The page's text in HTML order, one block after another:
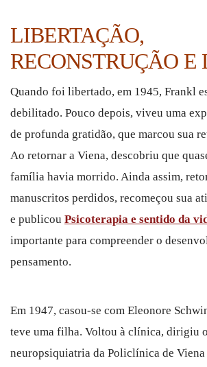
LIBERTAÇÃO,
RECONSTRUÇÃO E
Quando foi libertado, em 1945, Frankl
debilitado. Pouco depois, viveu uma
de profunda gratidão, que marcou sua
Ao retornar a Viena, descobriu que
família havia morrido. Ainda assim,
manuscritos perdidos, recomeçou sua
e publicou Psicoterapia e sentido da
importante para compreender o
pensamento.
Em 1947, casou-se com Eleonore
teve uma filha. Voltou à clínica, dirigiu
neuropsiquiatria da Policlínica de